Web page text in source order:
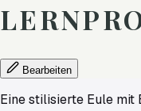
Bearbeiten
Eine stilisierte Eule mit